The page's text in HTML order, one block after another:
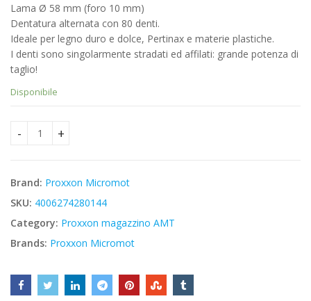
originale
era:
€12,90.
attuale
è:
€10,97.
Lama Ø 58 mm (foro 10 mm)
Dentatura alternata con 80 denti.
Ideale per legno duro e dolce, Pertinax e materie plastiche.
I denti sono singolarmente stradati ed affilati: grande potenza di
taglio!
Disponibile
Proxxon 28014 - Lama Super-Cut 58 mm quantity
Brand: Proxxon Micromot
SKU: 4006274280144
Category: Proxxon magazzino AMT
Brands: Proxxon Micromot